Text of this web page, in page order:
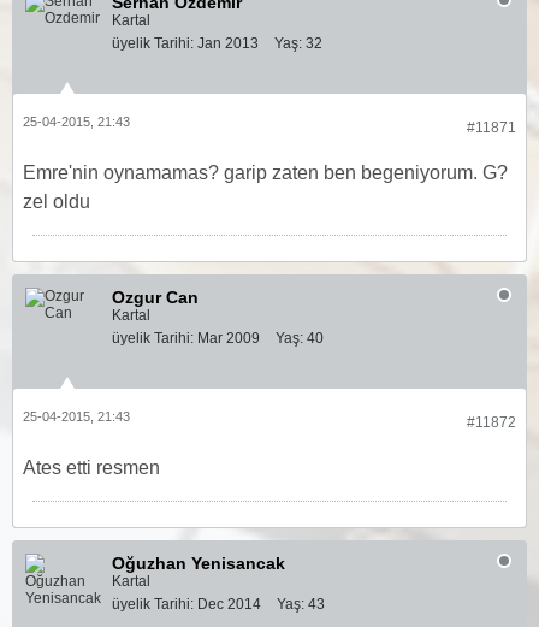
Kartal
üyelik Tarihi: Jan 2013 Yaş: 32
#11871
25-04-2015, 21:43
Emre'nin oynamamas? garip zaten ben begeniyorum. G?
zel oldu
Ozgur Can
Kartal
üyelik Tarihi: Mar 2009 Yaş: 40
#11872
25-04-2015, 21:43
Ates etti resmen
Oğuzhan Yenisancak
Kartal
üyelik Tarihi: Dec 2014 Yaş: 43